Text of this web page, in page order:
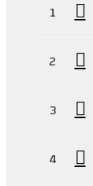
1
2
3
4